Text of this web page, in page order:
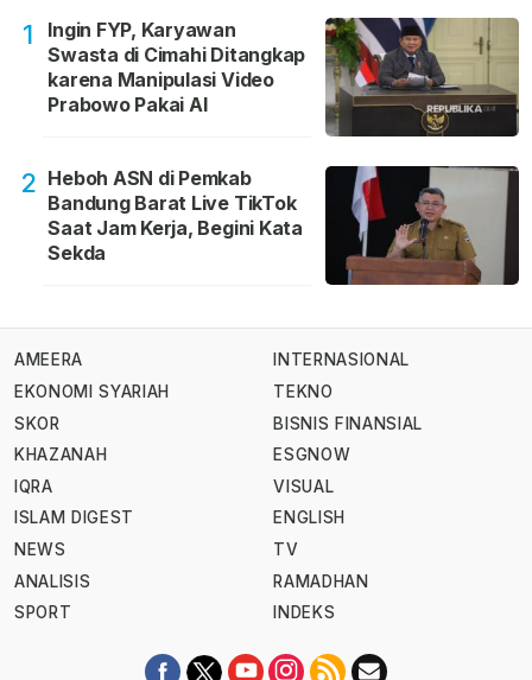
1
Ingin FYP, Karyawan
Swasta di Cimahi Ditangkap
karena Manipulasi Video
Prabowo Pakai AI
2 Heboh ASN di Pemkab
Bandung Barat Live TikTok
Saat Jam Kerja, Begini Kata
Sekda
AMEERA
EKONOMI SYARIAH
SKOR
KHAZANAH
IQRA
ISLAM DIGEST
NEWS
ANALISIS
SPORT
INTERNASIONAL
TEKNO
BISNIS FINANSIAL
ESGNOW
VISUAL
ENGLISH
TV
RAMADHAN
INDEKS